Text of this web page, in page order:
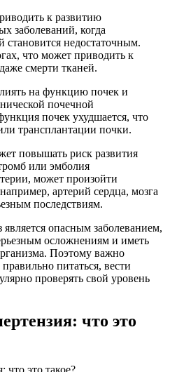
к развитию
заболеваний, когда
становится недостаточным.
что может приводить к
смерти тканей.
на функцию почек и
почечной
почек ухудшается, что
трансплантации почки.
повышать риск развития
или эмболия
может произойти
артерий сердца, мозга
последствиям.
опасным заболеванием,
осложнениям и иметь
Поэтому важно
питаться, вести
проверять свой уровень
что это